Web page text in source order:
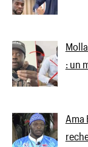
: un
Ama